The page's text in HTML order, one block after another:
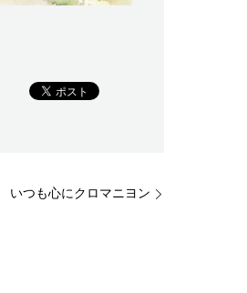
いつも心にクロマニヨン